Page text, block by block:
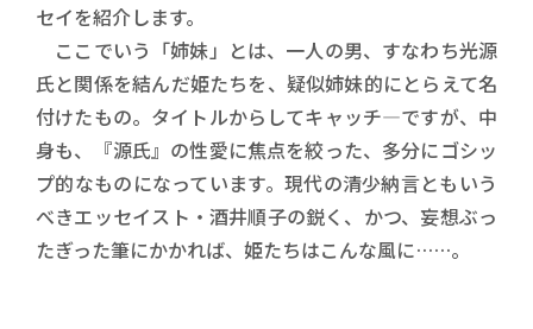
セイを紹介します。
ここでいう「姉妹」とは、一人の男、すなわち光源
氏と関係を結んだ姫たちを、疑似姉妹的にとらえて名
付けたもの。タイトルからしてキャッチ―ですが、中
身も、『源氏』の性愛に焦点を絞った、多分にゴシッ
プ的なものになっています。現代の清少納言ともいう
べきエッセイスト・酒井順子の鋭く、かつ、妄想ぶっ
たぎった筆にかかれば、姫たちはこんな風に……。